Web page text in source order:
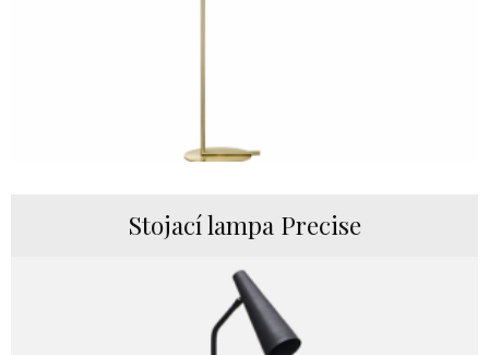
Stojací lampa Precise